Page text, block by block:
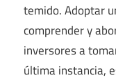
temido. Adoptar
comprender y
inversores a
última instancia,